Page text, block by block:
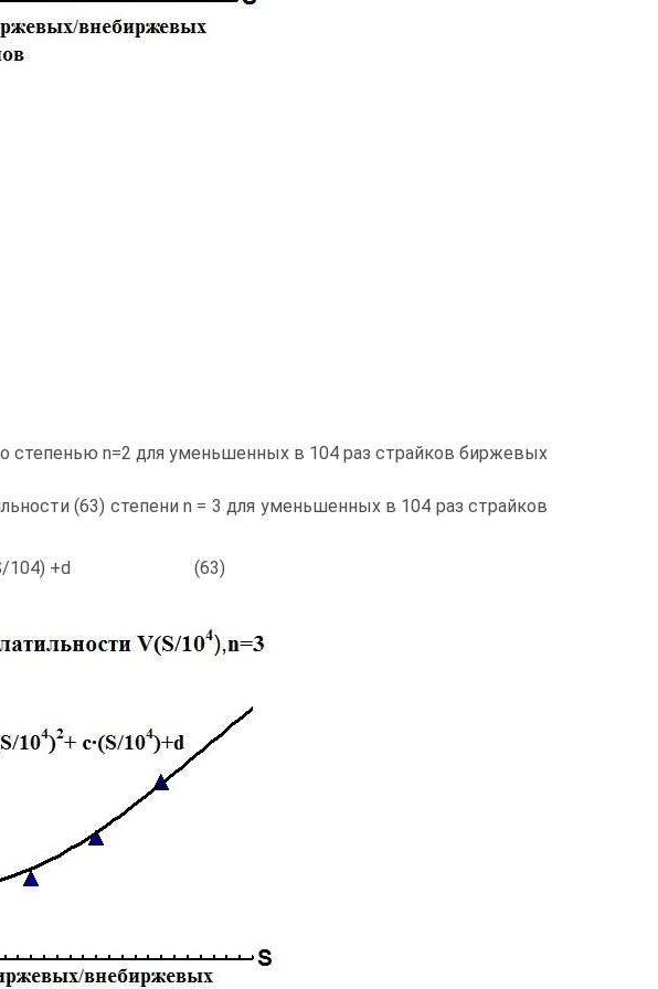
степенью n=2 для уменьшенных в 104 раз страйков биржевых
(63) степени n = 3 для уменьшенных в 104 раз страйков
c•(S/104) +d (63)